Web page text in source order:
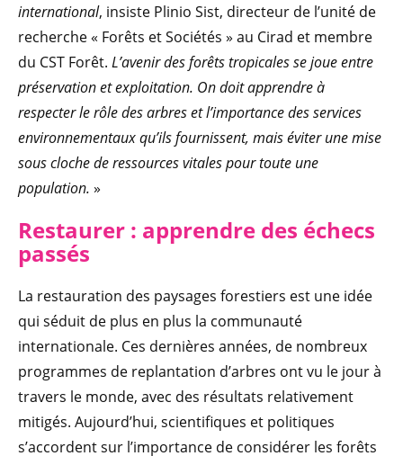
international, insiste Plinio Sist, directeur de l’unité de
recherche « Forêts et Sociétés » au Cirad et membre
du CST Forêt. L’avenir des forêts tropicales se joue entre
préservation et exploitation. On doit apprendre à
respecter le rôle des arbres et l’importance des services
environnementaux qu’ils fournissent, mais éviter une mise
sous cloche de ressources vitales pour toute une
population. »
Restaurer : apprendre des échecs
passés
La restauration des paysages forestiers est une idée
qui séduit de plus en plus la communauté
internationale. Ces dernières années, de nombreux
programmes de replantation d’arbres ont vu le jour à
travers le monde, avec des résultats relativement
mitigés. Aujourd’hui, scientifiques et politiques
s’accordent sur l’importance de considérer les forêts